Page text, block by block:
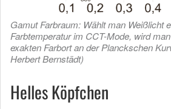
Gamut Farbraum: Wählt man Weißlicht
Farbtemperatur im CCT-Mode, wird
exakten Farbort an der Planckschen
Herbert Bernstädt)
Helles Köpfchen